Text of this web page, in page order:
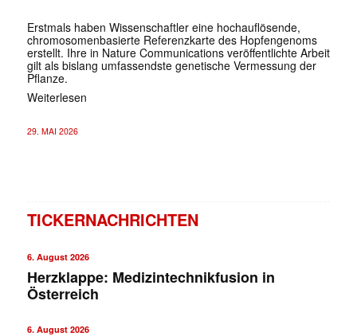
Erstmals haben Wissenschaftler eine hochauflösende,
chromosomenbasierte Referenzkarte des Hopfengenoms
erstellt. Ihre in Nature Communications veröffentlichte Arbeit
gilt als bislang umfassendste genetische Vermessung der
Pflanze.
Weiterlesen
29. MAI 2026
TICKERNACHRICHTEN
6. August 2026
Herzklappe: Medizintechnikfusion in
Österreich
6. August 2026